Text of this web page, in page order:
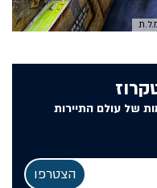
של עולם התיירות